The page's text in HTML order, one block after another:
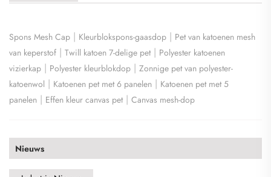
Spons Mesh Cap | Kleurblokspons-gaasdop | Pet van katoenen mesh
van keperstof | Twill katoen 7-delige pet | Polyester katoenen
vizierkap | Polyester kleurblokdop | Zonnige pet van polyester-
katoenwol | Katoenen pet met 6 panelen | Katoenen pet met 5
panelen | Effen kleur canvas pet | Canvas mesh-dop
Nieuws